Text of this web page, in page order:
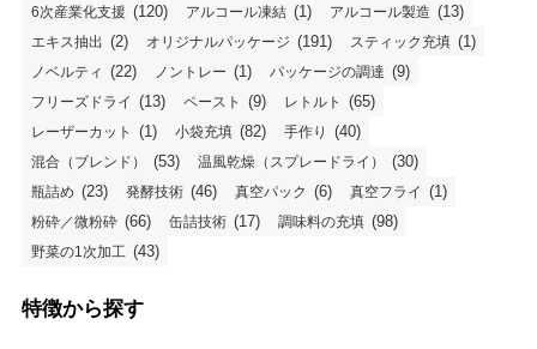
6次産業化支援 (120) アルコール凍結 (1) アルコール製造 (13)
エキス抽出 (2) オリジナルパッケージ (191) スティック充填 (1)
ノベルティ (22) ノントレー (1) パッケージの調達 (9)
フリーズドライ (13) ペースト (9) レトルト (65)
レーザーカット (1) 小袋充填 (82) 手作り (40)
混合（ブレンド） (53) 温風乾燥（スプレードライ） (30)
瓶詰め (23) 発酵技術 (46) 真空パック (6) 真空フライ (1)
粉砕／微粉砕 (66) 缶詰技術 (17) 調味料の充填 (98)
野菜の1次加工 (43)
特徴から探す